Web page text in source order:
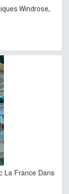
Windrose,
La France Dans